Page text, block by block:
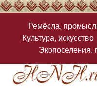
Ремёсла,
Культура, искусство
Экопоселения,